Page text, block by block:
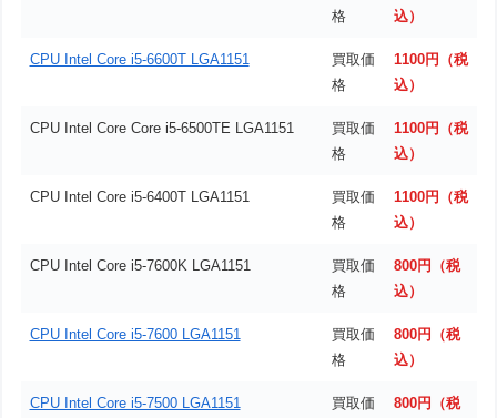
格
込）
CPU Intel Core i5-6600T LGA1151
買取価
格
1100円（税
込）
CPU Intel Core Core i5-6500TE LGA1151
買取価
格
1100円（税
込）
CPU Intel Core i5-6400T LGA1151
買取価
格
1100円（税
込）
CPU Intel Core i5-7600K LGA1151
買取価
格
800円（税
込）
CPU Intel Core i5-7600 LGA1151
買取価
格
800円（税
込）
CPU Intel Core i5-7500 LGA1151
買取価
800円（税